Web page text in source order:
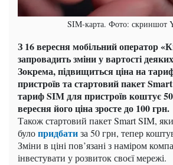
SIM-карта. Фото: скриншот
З 16 вересня мобільний оператор
запровадить зміни у вартості
Зокрема, підвищиться ціна на
пристроїв та стартовий пакет
тариф SIM для пристроїв коштує
вересня його ціна зросте до 100 грн.
Також стартовий пакет Smart SIM,
булопридбатиза 50 грн, тепер
Зміни в ціні пов’язані з наміром
інвестувати у розвиток своєї мережі.